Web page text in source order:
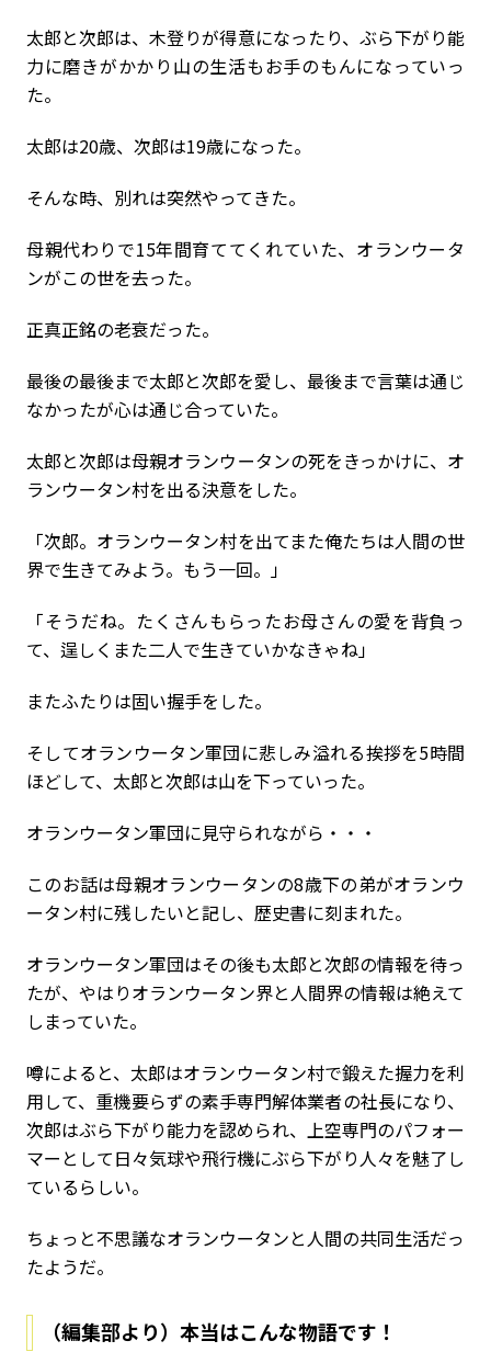
太郎と次郎は、木登りが得意になったり、ぶら下がり能
力に磨きがかかり山の生活もお手のもんになっていっ
た。
太郎は20歳、次郎は19歳になった。
そんな時、別れは突然やってきた。
母親代わりで15年間育ててくれていた、オランウータ
ンがこの世を去った。
正真正銘の老衰だった。
最後の最後まで太郎と次郎を愛し、最後まで言葉は通じ
なかったが心は通じ合っていた。
太郎と次郎は母親オランウータンの死をきっかけに、オ
ランウータン村を出る決意をした。
「次郎。オランウータン村を出てまた俺たちは人間の世
界で生きてみよう。もう一回。」
「そうだね。たくさんもらったお母さんの愛を背負っ
て、逞しくまた二人で生きていかなきゃね」
またふたりは固い握手をした。
そしてオランウータン軍団に悲しみ溢れる挨拶を5時間
ほどして、太郎と次郎は山を下っていった。
オランウータン軍団に見守られながら・・・
このお話は母親オランウータンの8歳下の弟がオランウ
ータン村に残したいと記し、歴史書に刻まれた。
オランウータン軍団はその後も太郎と次郎の情報を待っ
たが、やはりオランウータン界と人間界の情報は絶えて
しまっていた。
噂によると、太郎はオランウータン村で鍛えた握力を利
用して、重機要らずの素手専門解体業者の社長になり、
次郎はぶら下がり能力を認められ、上空専門のパフォー
マーとして日々気球や飛行機にぶら下がり人々を魅了し
ているらしい。
ちょっと不思議なオランウータンと人間の共同生活だっ
たようだ。
（編集部より）本当はこんな物語です！